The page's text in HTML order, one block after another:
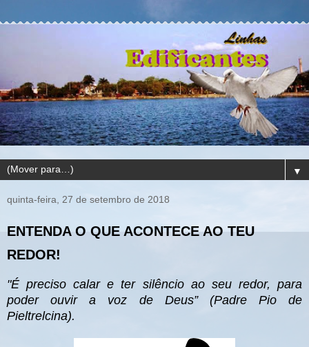
▼
quinta-feira, 27 de setembro de 2018
ENTENDA O QUE ACONTECE AO TEU
REDOR!
"É preciso calar e ter silêncio ao seu redor, para
poder ouvir a voz de Deus” (Padre Pio de
Pieltrelcina).